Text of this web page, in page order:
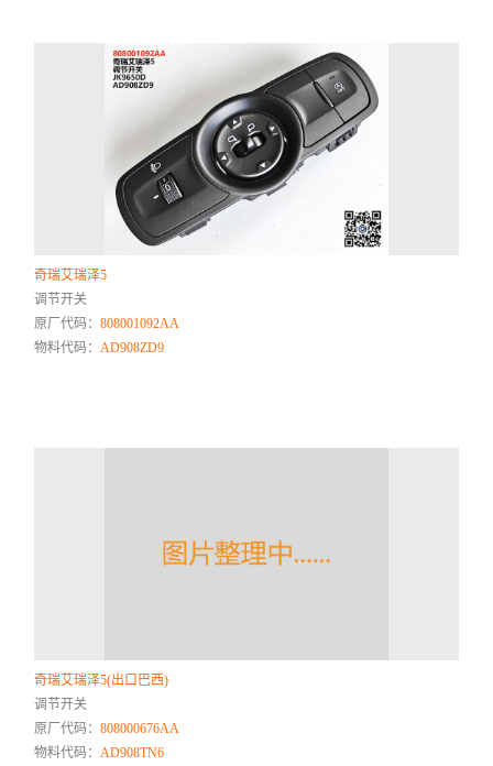
奇瑞艾瑞泽5
调节开关
原厂代码：808001092AA
物料代码：AD908ZD9
奇瑞艾瑞泽5(出口巴西)
调节开关
原厂代码：808000676AA
物料代码：AD908TN6